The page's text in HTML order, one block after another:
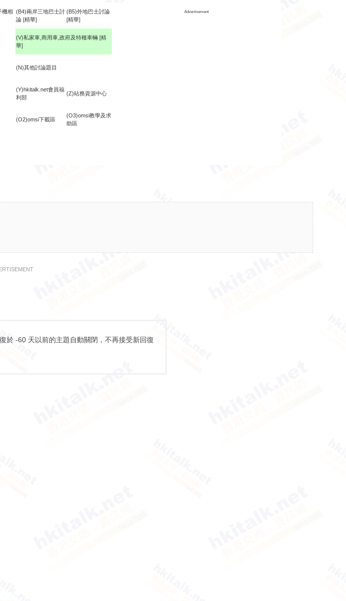
機相 (B4)兩岸三地巴士討
論 [精華]
(B5)外地巴士討論
[精華]
Advertisement
(V)私家車,商用車,政府及特種車輛 [精
華]
(N)其他討論題目
(Y)hkitalk.net會員福
利部
(Z)站務資源中心
(O2)omsi下載區
(O3)omsi教學及求
助區
於 -60 天以前的主題自動關閉，不再接受新回復